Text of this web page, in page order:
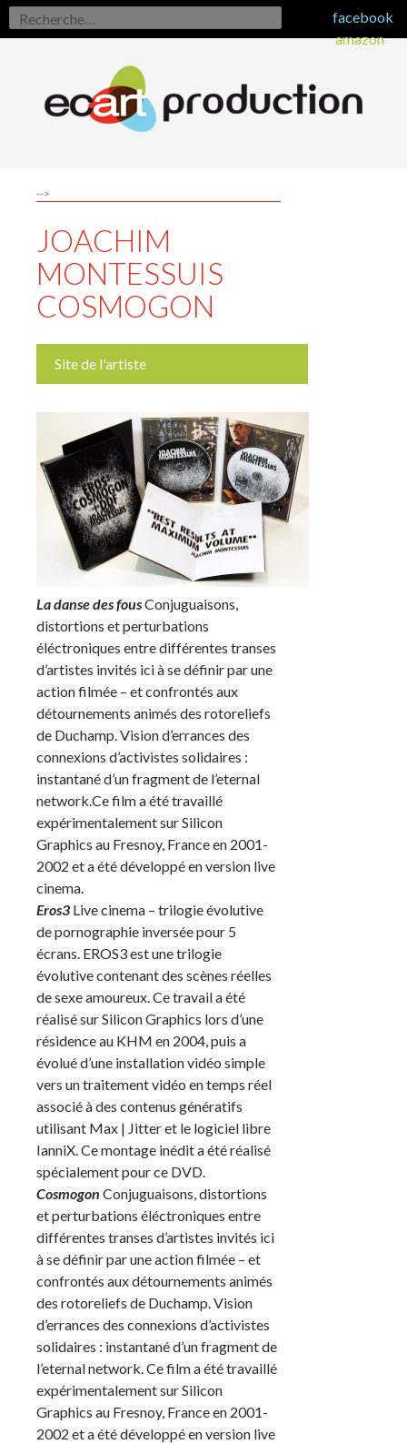
Rechercher :facebook
amazon
-->
JOACHIM
MONTESSUIS
COSMOGON
Site de l'artiste
La danse des fousConjuguaisons,
distortions et perturbations
éléctroniques entre différentes transes
d’artistes invités ici à se définir par une
action filmée – et confrontés aux
détournements animés des rotoreliefs
de Duchamp. Vision d’errances des
connexions d’activistes solidaires :
instantané d’un fragment de l’eternal
network.Ce film a été travaillé
expérimentalement sur Silicon
Graphics au Fresnoy, France en 2001-
2002 et a été développé en version live
cinema.
Eros3 Live cinema – trilogie évolutive
de pornographie inversée pour 5
écrans. EROS3 est une trilogie
évolutive contenant des scènes réelles
de sexe amoureux. Ce travail a été
réalisé sur Silicon Graphics lors d’une
résidence au KHM en 2004, puis a
évolué d’une installation vidéo simple
vers un traitement vidéo en temps réel
associé à des contenus génératifs
utilisant Max | Jitter et le logiciel libre
IanniX. Ce montage inédit a été réalisé
spécialement pour ce DVD.
Cosmogon Conjuguaisons, distortions
et perturbations éléctroniques entre
différentes transes d’artistes invités ici
à se définir par une action filmée – et
confrontés aux détournements animés
des rotoreliefs de Duchamp. Vision
d’errances des connexions d’activistes
solidaires : instantané d’un fragment de
l’eternal network. Ce film a été travaillé
expérimentalement sur Silicon
Graphics au Fresnoy, France en 2001-
2002 et a été développé en version live